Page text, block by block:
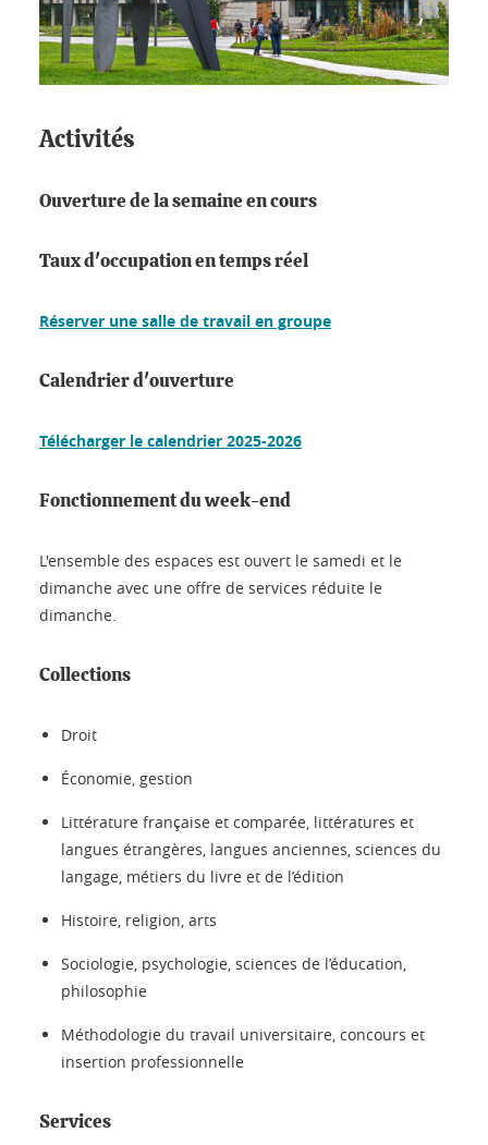
Activités
Ouverture de la semaine en cours
Taux d'occupation en temps réel
Réserver une salle de travail en groupe
Calendrier d'ouverture
Télécharger le calendrier 2025-2026
Fonctionnement du week-end
L'ensemble des espaces est ouvert le samedi et le
dimanche avec une offre de services réduite le
dimanche.
Collections
Droit
Économie, gestion
Littérature française et comparée, littératures et
langues étrangères, langues anciennes, sciences du
langage, métiers du livre et de l’édition
Histoire, religion, arts
Sociologie, psychologie, sciences de l’éducation,
philosophie
Méthodologie du travail universitaire, concours et
insertion professionnelle
Services